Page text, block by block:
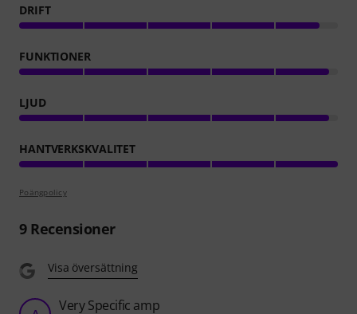
DRIFT
FUNKTIONER
LJUD
HANTVERKSKVALITET
Poängpolicy
9Recensioner
Visa översättning
Very Specific amp